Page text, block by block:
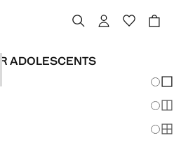
ADOLESCENTS